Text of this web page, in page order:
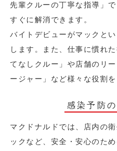
先輩クルーの丁寧な指導」
すぐに解消できます。
バイトデビューがマックと
します。また、仕事に慣れ
てなしクルー」や店舗のリ
ージャー」など様々な役割
感染予防
マクドナルドでは、店内の
ックなど、安全・安心のた